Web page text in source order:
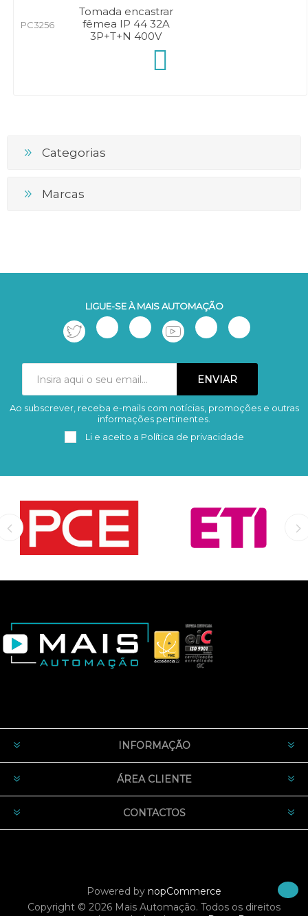
PC3256
Tomada encastrar
fêmea IP 44 32A
3P+T+N 400V
Categorias
Marcas
LIGUE-SE À MAIS AUTOMAÇÃO
Subscrever Remover
Ao subscrever, receba e-mails com notícias, promoções e outras
informações pertinentes.
Li e aceito a Política de privacidade
INFORMAÇÃO
ÁREA CLIENTE
CONTACTOS
Powered by nopCommerce
Copyright © 2026 Mais Automação. Todos os direitos